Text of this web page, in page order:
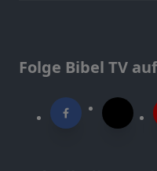
Folge Bibel TV